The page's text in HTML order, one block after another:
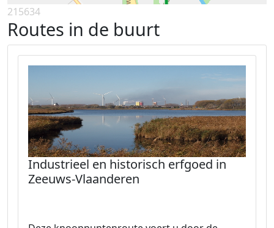
215634
Routes in de buurt
Industrieel en historisch erfgoed in
Zeeuws-Vlaanderen